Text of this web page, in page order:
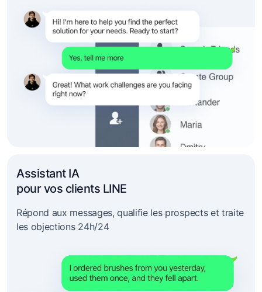
Assistant IA
pour vos clients LINE
Répond aux messages, qualifie les prospects et traite
les objections 24h/24